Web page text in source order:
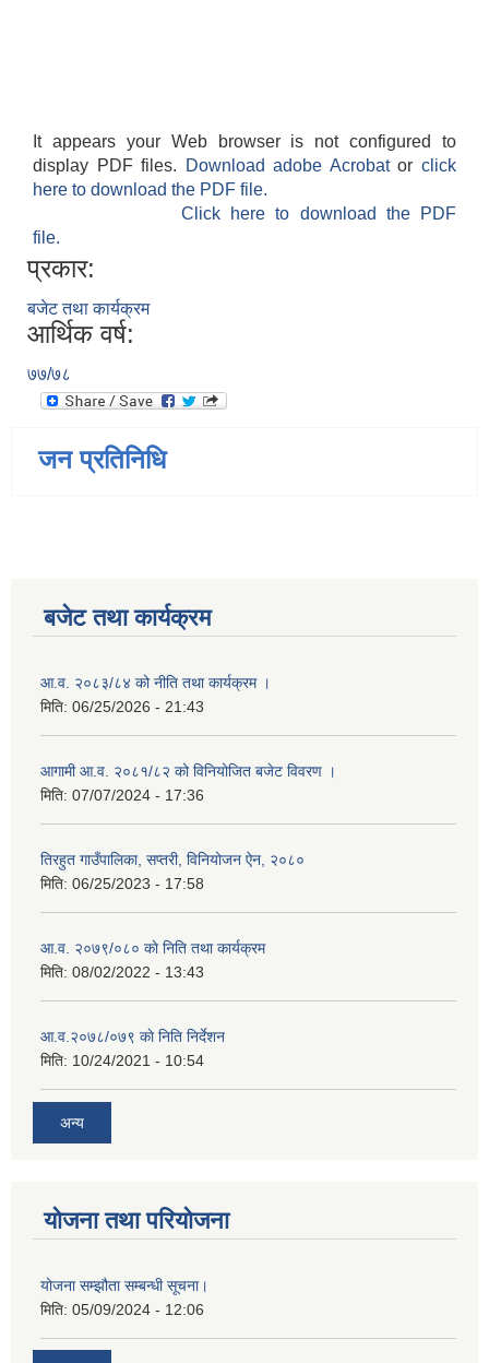
It appears your Web browser is not configured to
display PDF files.
Download adobe Acrobatorclick
here to download the PDF file.
Click here to download the PDF
file.
प्रकार:
बजेट तथा कार्यक्रम
आर्थिक वर्ष:
७७/७८
जन प्रतिनिधि
बजेट तथा कार्यक्रम
आ.व. २०८३/८४ को नीति तथा कार्यक्रम ।
मिति: 06/25/2026 - 21:43
आगामी आ.व. २०८१/८२ को विनियोजित बजेट विवरण ।
मिति: 07/07/2024 - 17:36
तिरहुत गाउँपालिका, सप्तरी, विनियोजन ऐन, २०८०
मिति: 06/25/2023 - 17:58
आ.व. २०७९/०८० काे निति तथा कार्यक्रम
मिति: 08/02/2022 - 13:43
आ.व.२०७८/०७९ काे निति निर्देशन
मिति: 10/24/2021 - 10:54
अन्य
योजना तथा परियोजना
योजना सम्झौता सम्बन्धी सूचना।
मिति: 05/09/2024 - 12:06